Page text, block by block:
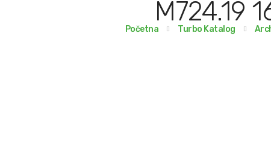
M724.19
Početna Turbo Katalog